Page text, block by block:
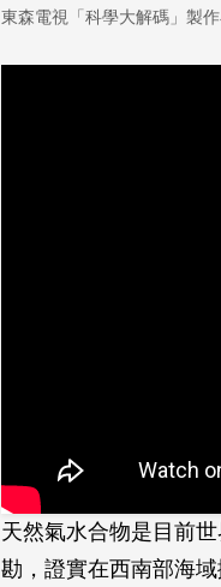
東森電視「科學大解碼」製
天然氣水合物是目前
勘，證實在西南部海